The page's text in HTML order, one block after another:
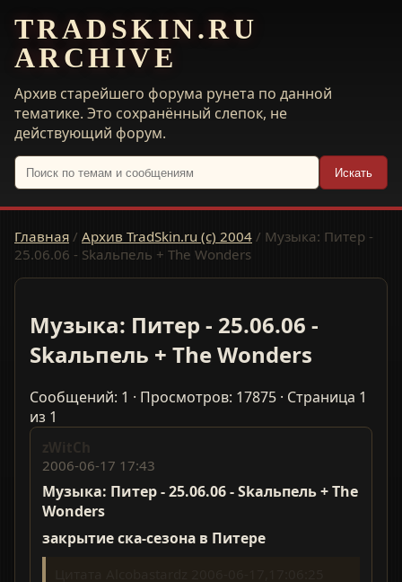
TRADSKIN.RU
ARCHIVE
Архив старейшего форума рунета по данной
тематике. Это сохранённый слепок, не
действующий форум.
Искать
Главная / Архив TradSkin.ru (с) 2004 / Музыка: Питер -
25.06.06 - Skaльпель + The Wonders
Музыка: Питер - 25.06.06 -
Skaльпель + The Wonders
Сообщений: 1 · Просмотров: 17875 · Страница 1
из 1
zWitCh
2006-06-17 17:43
Музыка: Питер - 25.06.06 - Skaльпель + The
Wonders
закрытие ска-сезона в Питере